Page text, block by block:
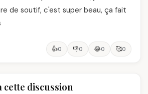
de soutif, c'est super beau, ça fait
👍0 👎0 😂0 🥰0
cette discussion